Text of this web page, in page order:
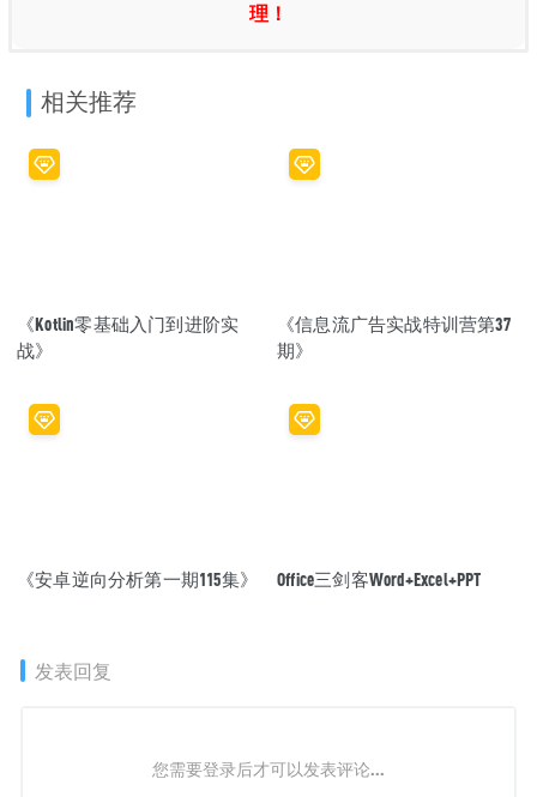
理！
相关推荐
《Kotlin零基础入门到进阶实
战》
《信息流广告实战特训营第37
期》
《安卓逆向分析第一期115集》 Office三剑客Word+Excel+PPT
发表回复
您需要登录后才可以发表评论...